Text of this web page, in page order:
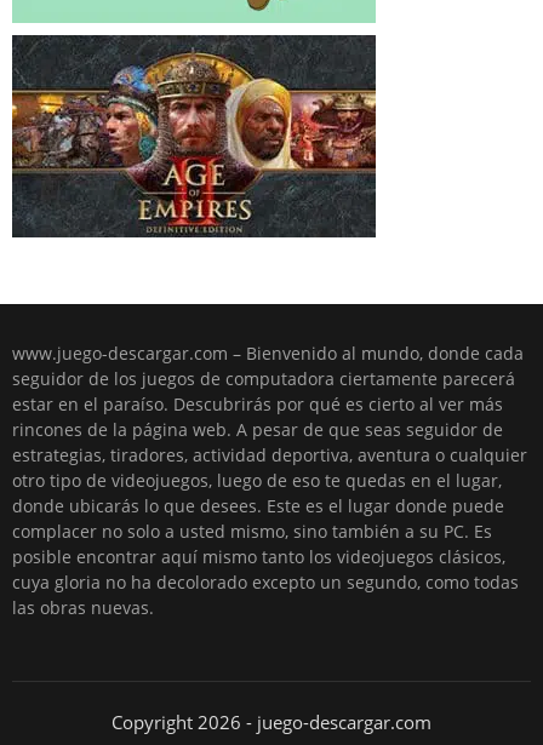
www.juego-descargar.com – Bienvenido al mundo, donde cada
seguidor de los juegos de computadora ciertamente parecerá
estar en el paraíso. Descubrirás por qué es cierto al ver más
rincones de la página web. A pesar de que seas seguidor de
estrategias, tiradores, actividad deportiva, aventura o cualquier
otro tipo de videojuegos, luego de eso te quedas en el lugar,
donde ubicarás lo que desees. Este es el lugar donde puede
complacer no solo a usted mismo, sino también a su PC. Es
posible encontrar aquí mismo tanto los videojuegos clásicos,
cuya gloria no ha decolorado excepto un segundo, como todas
las obras nuevas.
Copyright 2026 - juego-descargar.com